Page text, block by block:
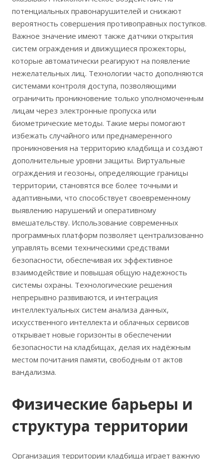
потенциальных правонарушителей и снижают
вероятность совершения противоправных поступков.
Важное значение имеют также датчики открытия
систем ограждения и движущиеся прожекторы,
которые автоматически реагируют на появление
нежелательных лиц. Технологии часто дополняются
системами контроля доступа, позволяющими
ограничить проникновение только уполномоченным
лицам через электронные пропуска или
биометрические методы. Такие меры помогают
избежать случайного или преднамеренного
проникновения на территорию кладбища и создают
дополнительные уровни защиты. Виртуальные
ограждения и геозоны, определяющие границы
территории, становятся все более точными и
адаптивными, что способствует своевременному
выявлению нарушений и оперативному
вмешательству. Использование современных
программных платформ позволяет централизованно
управлять всеми техническими средствами
безопасности, обеспечивая их эффективное
взаимодействие и повышая общую надежность
системы охраны. Технологические решения
непрерывно развиваются, и интеграция
интеллектуальных систем анализа данных,
искусственного интеллекта и облачных сервисов
открывает новые горизонты в обеспечении
безопасности на кладбищах, делая их надёжным
местом почитания памяти, свободным от актов
вандализма.
Физические барьеры и
структура территории
Организация территории кладбища играет важную